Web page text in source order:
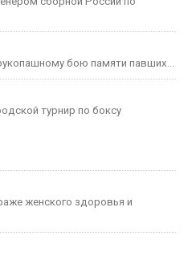
бою памяти павших...
турнир по боксу
женского здоровья и